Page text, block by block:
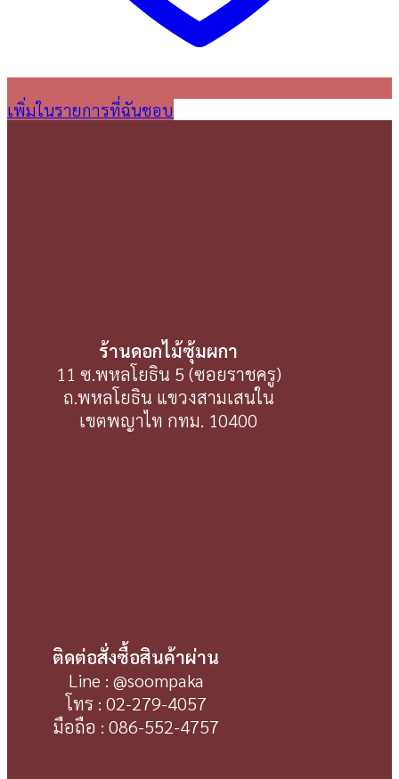
เพิ่มในรายการที่ฉันชอบ
ร้านดอกไม้ซุ้มผกา
11 ซ.พหลโยธิน 5 (ซอยราชครู)
ถ.พหลโยธิน แขวงสามเสนใน
เขตพญาไท กทม. 10400
ติดต่อสั่งซื้อสินค้าผ่าน
Line : @soompaka
โทร : 02-279-4057
มือถือ : 086-552-4757